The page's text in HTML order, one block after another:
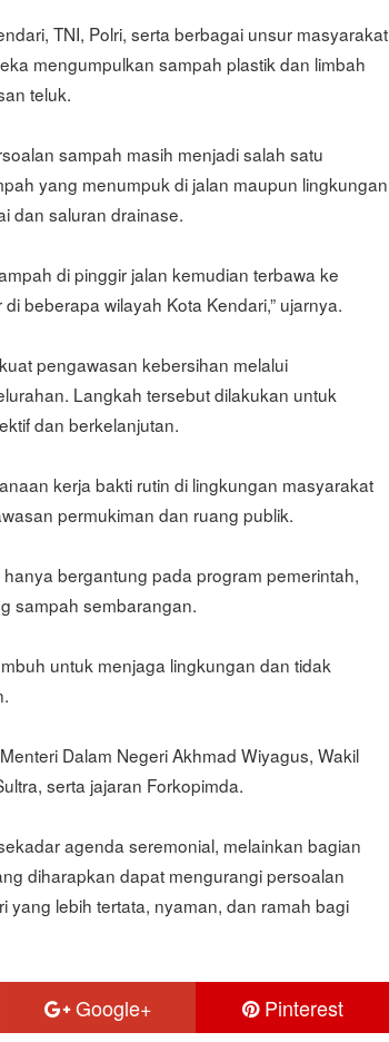
TNI, Polri, serta berbagai unsur masyarakat
mengumpulkan sampah plastik dan limbah
teluk.
sampah masih menjadi salah satu
yang menumpuk di jalan maupun lingkungan
dan saluran drainase.
di pinggir jalan kemudian terbawa ke
beberapa wilayah Kota Kendari,” ujarnya.
pengawasan kebersihan melalui
Langkah tersebut dilakukan untuk
dan berkelanjutan.
kerja bakti rutin di lingkungan masyarakat
permukiman dan ruang publik.
bergantung pada program pemerintah,
sampah sembarangan.
untuk menjaga lingkungan dan tidak
Dalam Negeri Akhmad Wiyagus, Wakil
serta jajaran Forkopimda.
agenda seremonial, melainkan bagian
diharapkan dapat mengurangi persoalan
lebih tertata, nyaman, dan ramah bagi
Google+ Pinterest